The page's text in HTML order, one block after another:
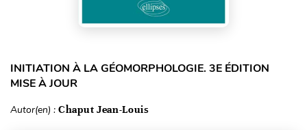
INITIATION À LA GÉOMORPHOLOGIE. 3E ÉDITION
MISE À JOUR
Autor(en) : Chaput Jean-Louis